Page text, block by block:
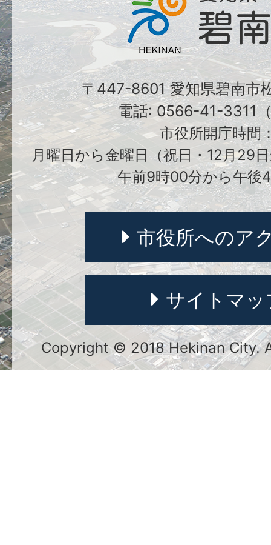
〒447-8601 愛知県碧南市
電話: 0566-41-3311
市役所開庁時間
月曜日から金曜日（祝日・12月29
午前9時00分から午後
市役所へのア
サイトマッ
Copyright © 2018 Hekinan City.